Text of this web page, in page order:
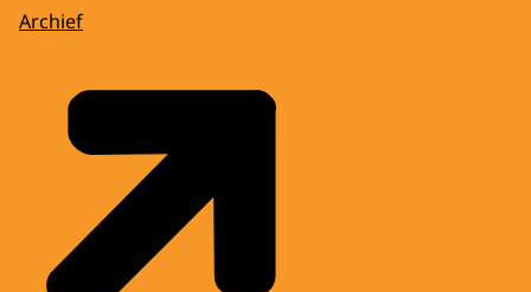
Archief